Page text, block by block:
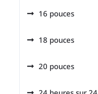
16 pouces
18 pouces
20 pouces